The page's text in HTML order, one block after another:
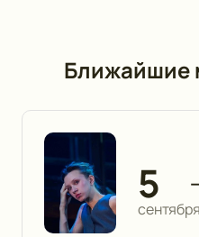
Ближайшие
5
сентября